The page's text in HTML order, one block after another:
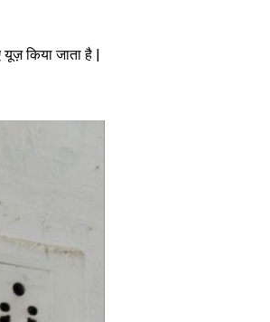
किया जाता है |